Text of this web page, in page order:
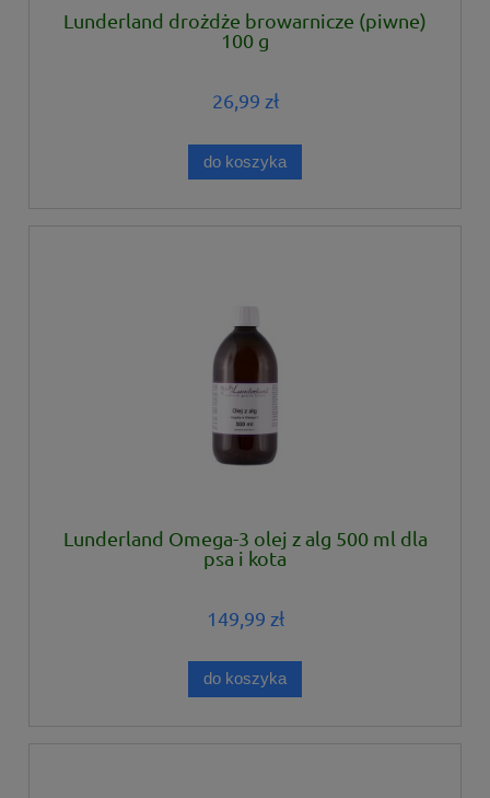
Lunderland drożdże browarnicze (piwne)
100 g
26,99 zł
do koszyka
Lunderland Omega-3 olej z alg 500 ml dla
psa i kota
149,99 zł
do koszyka